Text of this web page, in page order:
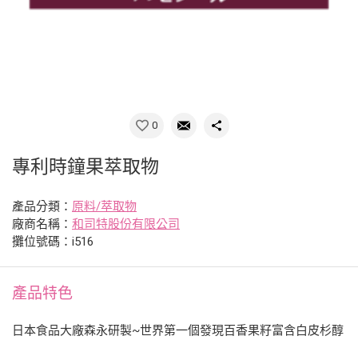
0
專利時鐘果萃取物
產品分類： 原料/萃取物
廠商名稱： 和司特股份有限公司
攤位號碼：i516
產品特色
日本食品大廠森永研製~世界第一個發現百香果籽富含白皮杉醇